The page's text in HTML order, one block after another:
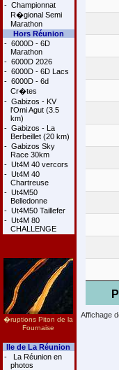
- Championnat
R�gional Semi
Marathon
Hors Réunion
- 6000D - 6D
Marathon
- 6000D 2026
- 6000D - 6D Lacs
- 6000D - 6d
Cr�tes
- Gabizos - KV
l'Omi Agut (3.5
km)
- Gabizos - La
Berbeillet (20 km)
- Gabizos Sky
Race 30km
- Ut4M 40 vercors
- Ut4M 40
Chartreuse
- Ut4M50
Belledonne
- Ut4M50 Taillefer
- Ut4M 80
CHALLENGE
�ruptions Piton de la
Fournaise
Ile de La Réunion
-
La Réunion en
photos
Affichage